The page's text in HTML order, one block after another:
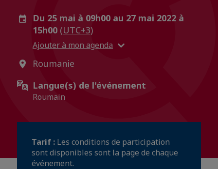
Du 25 mai à 09h00 au 27 mai 2022 à
15h00 (UTC+3)
Ajouter à mon agenda
Roumanie
Langue(s) de l'événement
Roumain
Tarif : Les conditions de participation
sont disponibles sont la page de chaque
événement.